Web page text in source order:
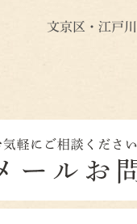
文京区・江戸